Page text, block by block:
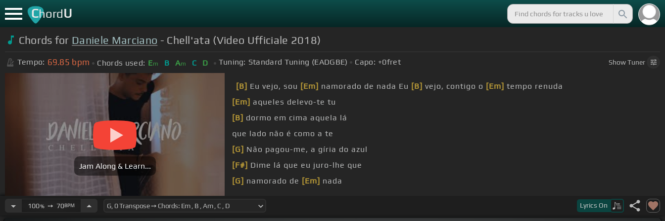
ChordU
Chords for Daniele Marciano - Chell'ata (Video Ufficiale 2018)
Tempo: 69.85 bpm Chords used: Em B Am C D Tuning: Standard Tuning (EADGBE) Capo: +0fret ShowTuner
Jam Along & Learn...
[B] Eu vejo, sou [Em] namorado de nada Eu [B] vejo, contigo o [Em] tempo renuda
[Em] aqueles delevo-te tu
[B] dormo em cima aquela lá
que lado não é como a te
[G] Não pagou-me, a gíria do azul
[F#] Dime lá que eu juro-lhe que
[G] namorado de [Em] nada
100%➙ 70BPM Lyrics On